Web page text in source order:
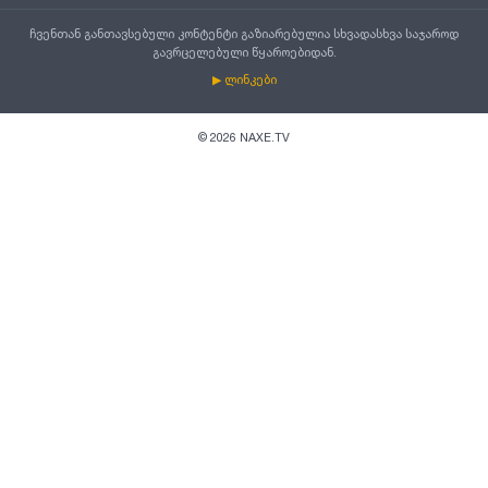
ჩვენთან განთავსებული კონტენტი გაზიარებულია სხვადასხვა საჯაროდ
გავრცელებული წყაროებიდან.
▶ ლინკები
© 2026 NAXE.TV